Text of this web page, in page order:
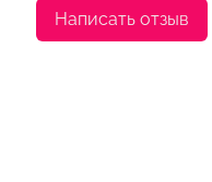
Написать отзыв